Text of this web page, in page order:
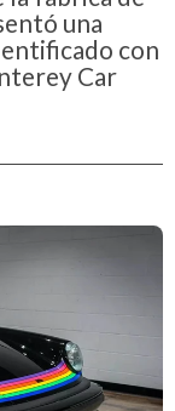
una
con
Car